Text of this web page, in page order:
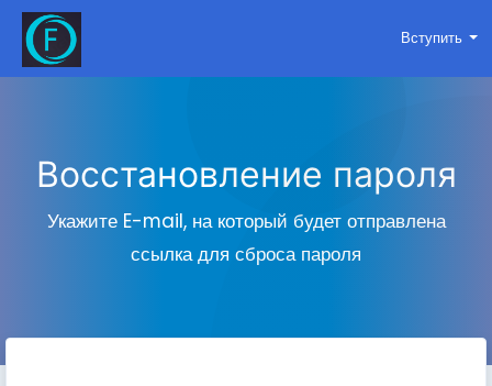
Вступить
Восстановление пароля
Укажите E-mail, на который будет отправлена
ссылка для сброса пароля